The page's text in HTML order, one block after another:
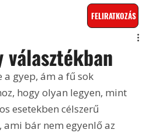
FELIRATKOZÁS
választékban
a gyep, ám a fű sok
hogy olyan legyen, mint
esetekben célszerű
bár nem egyenlő az